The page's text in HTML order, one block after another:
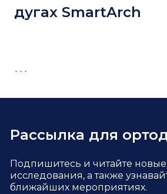
дугах SmartArch
```
Рассылка для
Подпишитесь и читайте новые
исследования, а также
ближайших мероприятиях.